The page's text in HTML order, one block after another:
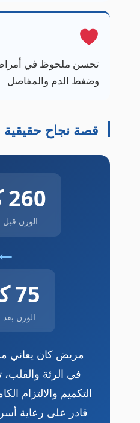
تحسن ملحوظ في
وضغط الدم والمفاصل
قصة نجاح حقيقية
260 كجم
الوزن قبل
75 كجم
الوزن بعد
مريض كان يعاني
في الرئة
التكميم والالتزام
قادر على رعاية